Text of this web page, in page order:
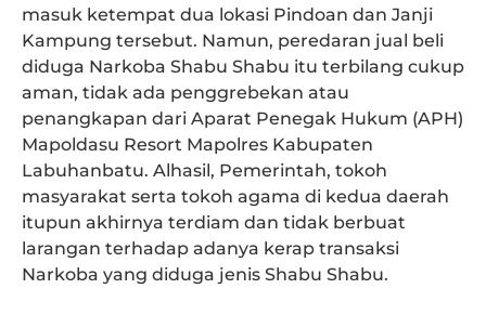
masuk ketempat dua lokasi Pindoan dan Janji
Kampung tersebut. Namun, peredaran jual beli
diduga Narkoba Shabu Shabu itu terbilang cukup
aman, tidak ada penggrebekan atau
penangkapan dari Aparat Penegak Hukum (APH)
Mapoldasu Resort Mapolres Kabupaten
Labuhanbatu. Alhasil, Pemerintah, tokoh
masyarakat serta tokoh agama di kedua daerah
itupun akhirnya terdiam dan tidak berbuat
larangan terhadap adanya kerap transaksi
Narkoba yang diduga jenis Shabu Shabu.